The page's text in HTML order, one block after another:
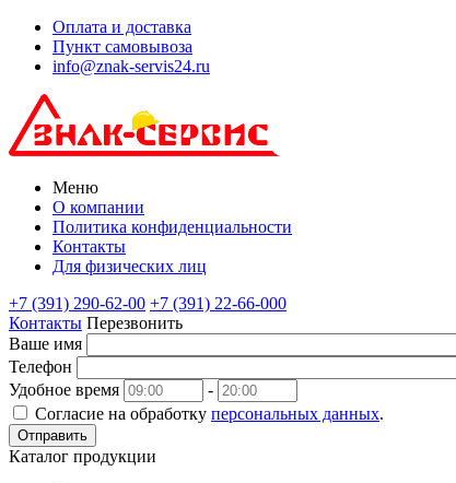
Оплата и доставка
Пункт самовывоза
info@znak-servis24.ru
Меню
О компании
Политика конфиденциальности
Контакты
Для физических лиц
+7 (391) 290-62-00 +7 (391) 22-66-000
Контакты Перезвонить
Ваше имя
Телефон
Удобное время
-
Согласие на обработку персональных данных.
Отправить
Каталог продукции